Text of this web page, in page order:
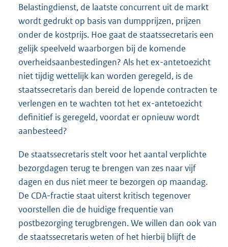
Belastingdienst, de laatste concurrent uit de markt
wordt gedrukt op basis van dumpprijzen, prijzen
onder de kostprijs. Hoe gaat de staatssecretaris een
gelijk speelveld waarborgen bij de komende
overheidsaanbestedingen? Als het ex-antetoezicht
niet tijdig wettelijk kan worden geregeld, is de
staatssecretaris dan bereid de lopende contracten te
verlengen en te wachten tot het ex-antetoezicht
definitief is geregeld, voordat er opnieuw wordt
aanbesteed?
De staatssecretaris stelt voor het aantal verplichte
bezorgdagen terug te brengen van zes naar vijf
dagen en dus niet meer te bezorgen op maandag.
De CDA-fractie staat uiterst kritisch tegenover
voorstellen die de huidige frequentie van
postbezorging terugbrengen. We willen dan ook van
de staatssecretaris weten of het hierbij blijft de